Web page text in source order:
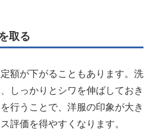
取る
額が下がることもあります。洗
しっかりとシワを伸ばしておき
行うことで、洋服の印象が大き
評価を得やすくなります。